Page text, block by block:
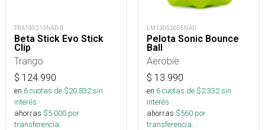
TRA190219NAD-R
Beta Stick Evo Stick
Clip
Trango
$ 124.990
en 6cuotas de $20.832sin
interés
ahorras $5.000 por
transferencia.
LM13052605NAD
Pelota Sonic Bounce
Ball
Aerobie
$ 13.990
en 6cuotas de $2.332sin
interés
ahorras $560 por
transferencia.